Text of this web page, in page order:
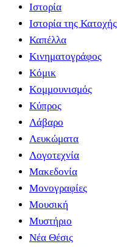
Ιστορία
Ιστορία της Κατοχής
Καπέλλα
Κινηματογράφος
Κόμικ
Κομμουνισμός
Κύπρος
Λάβαρο
Λευκώματα
Λογοτεχνία
Μακεδονία
Μονογραφίες
Μουσική
Μυστήριο
Νέα Θέσις